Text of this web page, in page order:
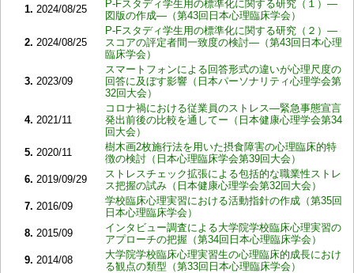
1. 2024/08/25
P-Fスタディ学生用の標準化に関する研究（１）―
図版の作成―（第43回日本心理臨床学会）
2. 2024/08/25
P-Fスタディ学生用の標準化に関する研究（２）―
スコアの評定者間一致度の検討―（第43回日本心理
臨床学会）
3. 2023/09
スマートフォンによる回答形式の違いが心理尺度の
回答に及ぼす影響（日本パーソナリティ心理学会第
32回大会）
4. 2021/11
コロナ禍における従業員のストレス―緊急事態宣言
発出前後の比較を通してー（日本健康心理学会第34
回大会）
5. 2020/11
樹木画2枚施行法を用いた摂食障害の心理臨床的特
徴の検討（日本心理臨床学会第39回大会）
6. 2019/09/29
ストレスチェック拡張による包括的な職業性ストレ
ス把握の試み（日本健康心理学会第32回大会）
7. 2016/09
学校臨床心理実習における活動指針の作成（第35回
日本心理臨床学会）
8. 2015/09
インタビュー調査による大学院学校臨床心理実習の
アプローチの把握（第34回日本心理臨床学会）
9. 2014/08
大学院学校臨床心理実習生の心理臨床的成長におけ
る観点の類型（第33回日本心理臨床学会）